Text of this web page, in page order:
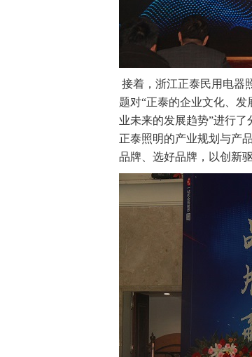
接着，浙江正泰民用电器
题对“正泰的企业文化、发
业未来的发展趋势”进行
正泰照明的产业规划与产
品牌、选好品牌，以创新